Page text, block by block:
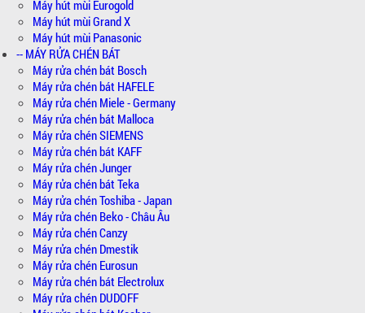
Máy hút mùi Eurogold
Máy hút mùi Grand X
Máy hút mùi Panasonic
-- MÁY RỬA CHÉN BÁT
Máy rửa chén bát Bosch
Máy rửa chén bát HAFELE
Máy rửa chén Miele - Germany
Máy rửa chén bát Malloca
Máy rửa chén SIEMENS
Máy rửa chén bát KAFF
Máy rửa chén Junger
Máy rửa chén bát Teka
Máy rửa chén Toshiba - Japan
Máy rửa chén Beko - Châu Âu
Máy rửa chén Canzy
Máy rửa chén Dmestik
Máy rửa chén Eurosun
Máy rửa chén bát Electrolux
Máy rửa chén DUDOFF